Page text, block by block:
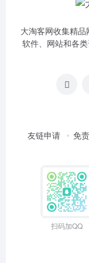
大淘客网收集精品
软件、网站和各
友链申请 免
扫码加QQ